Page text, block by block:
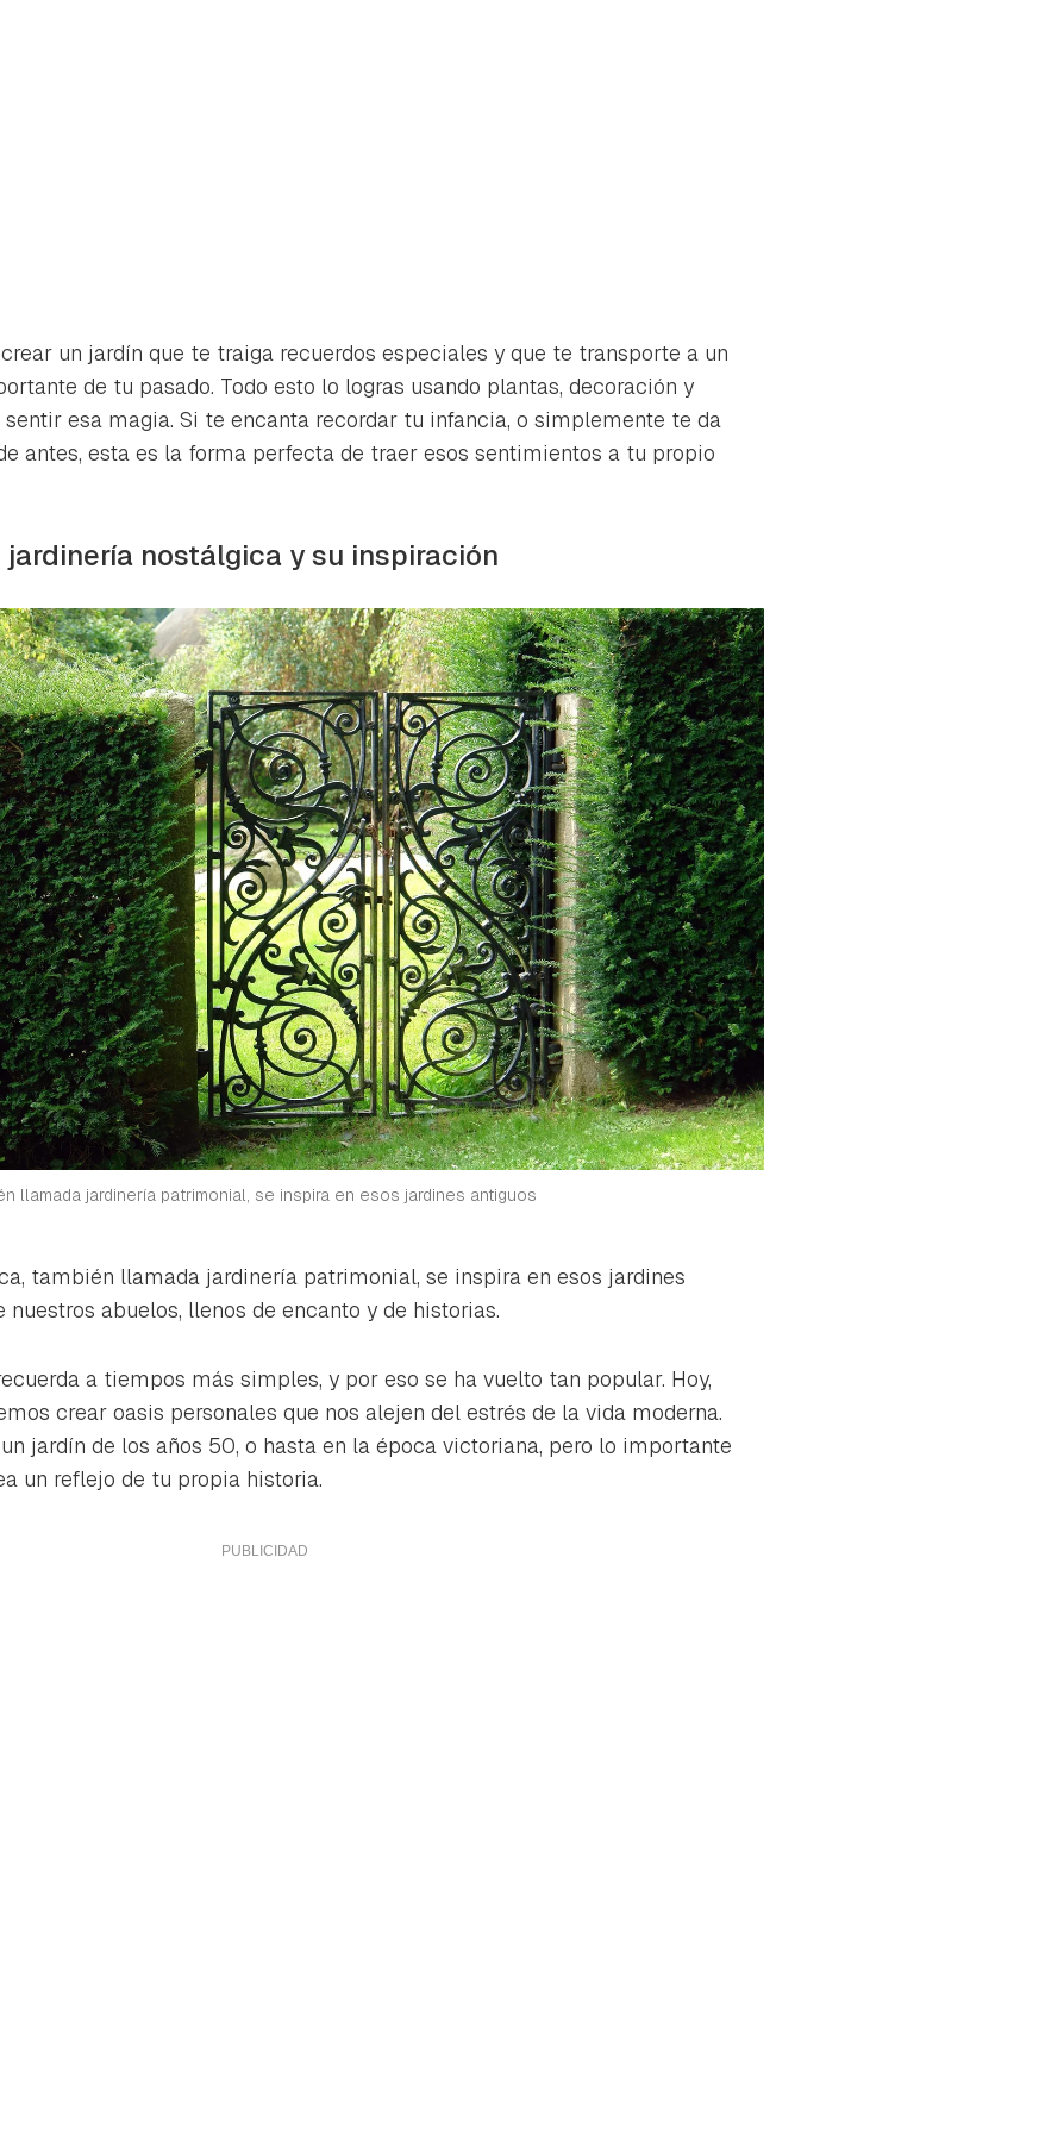
como favorito
de Hogarmanía.
un jardín que te traiga recuerdos especiales y que te transporte a un
de tu pasado. Todo esto lo logras usando plantas, decoración y
esa magia. Si te encanta recordar tu infancia, o simplemente te da
antes, esta es la forma perfecta de traer esos sentimientos a tu propio
nostálgica y su inspiración
llamada jardinería patrimonial, se inspira en esos jardines antiguos
también llamada jardinería patrimonial, se inspira en esos jardines
nuestros abuelos, llenos de encanto y de historias.
a tiempos más simples, y por eso se ha vuelto tan popular. Hoy,
crear oasis personales que nos alejen del estrés de la vida moderna.
jardín de los años 50, o hasta en la época victoriana, pero lo importante
un reflejo de tu propia historia.
Contenido enviado